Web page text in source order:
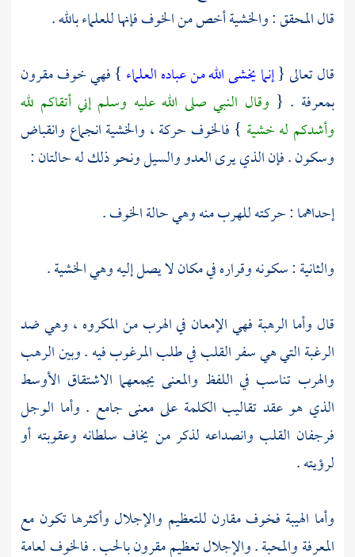
قال المحقق : والخشية أخص من الخوف فإنها للعلماء بالله .
قال تعالى {إنما يخشى الله من عباده العلماء } فهي خوف مقرون
بمعرفة . { وقال النبي صلى الله عليه وسلم إني أتقاكم لله
وأشدكم له خشية } فالخوف حركة ، والخشية انجماع وانقباض
وسكون . فإن الذي يرى العدو والسيل ونحو ذلك له حالتان :
إحداهما : حركته للهرب منه وهي حالة الخوف .
والثانية : سكونه وقراره في مكان لا يصل إليه وهي الخشية .
قال وأما الرهبة فهي الإمعان في الهرب من المكروه ، وهي ضد
الرغبة التي هي سفر القلب في طلب المرغوب فيه . وبين الرهب
والهرب تناسب في اللفظ والمعنى يجمعهما الاشتقاق الأوسط
الذي هو عقد تقاليب الكلمة على معنى جامع . وأما الوجل
فرجفان القلب وانصداعه لذكر من يخاف سلطانه وعقوبته أو
لرؤيته .
وأما الهيبة فخوف مقارن للتعظيم والإجلال وأكثرها تكون مع
المعرفة والمحبة . والإجلال تعظيم مقرون بالحب . فالخوف لعامة